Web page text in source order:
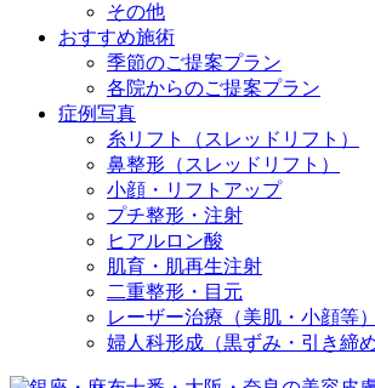
その他
おすすめ施術
季節のご提案プラン
各院からのご提案プラン
症例写真
糸リフト（スレッドリフト）
鼻整形（スレッドリフト）
小顔・リフトアップ
プチ整形・注射
ヒアルロン酸
肌育・肌再生注射
二重整形・目元
レーザー治療（美肌・小顔等）
婦人科形成（黒ずみ・引き締め